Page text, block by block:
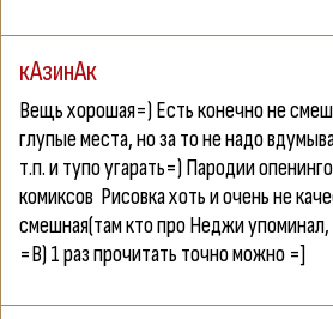
кАзинАк
Вещь хорошая=) Есть конечно не
глупые места, но за то не надо
т.п. и тупо угарать=) Пародии
комиксов Рисовка хоть и очень не
смешная(там кто про Неджи упоминал,
=В) 1 раз прочитать точно можно =]